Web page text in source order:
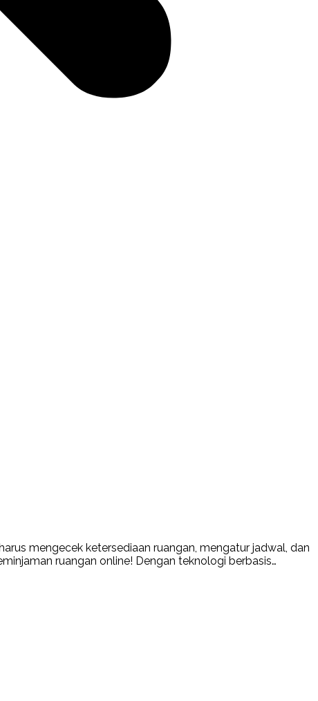
mengecek ketersediaan ruangan, mengatur jadwal, dan
ruangan online! Dengan teknologi berbasis…